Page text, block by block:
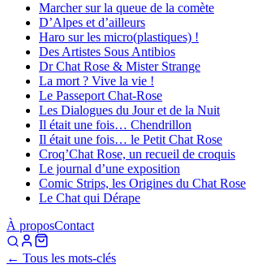
Marcher sur la queue de la comète
D’Alpes et d’ailleurs
Haro sur les micro(plastiques) !
Des Artistes Sous Antibios
Dr Chat Rose & Mister Strange
La mort ? Vive la vie !
Le Passeport Chat-Rose
Les Dialogues du Jour et de la Nuit
Il était une fois… Chendrillon
Il était une fois… le Petit Chat Rose
Croq’Chat Rose, un recueil de croquis
Le journal d’une exposition
Comic Strips, les Origines du Chat Rose
Le Chat qui Dérape
À proposContact
← Tous les mots-clés